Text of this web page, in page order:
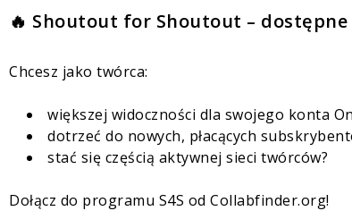
🔥 Shoutout for Shoutout –
Chcesz jako twórca:
większej widoczności dla swojego konta
dotrzeć do nowych, płacących
stać się częścią aktywnej sieci twórców?
Dołącz do programu S4S od Collabfinder.org!